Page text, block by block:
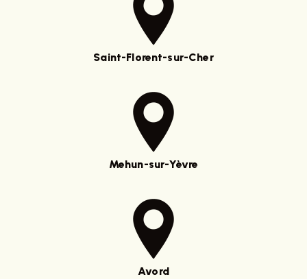
Saint-Florent-sur-Cher
Mehun-sur-Yèvre
Avord